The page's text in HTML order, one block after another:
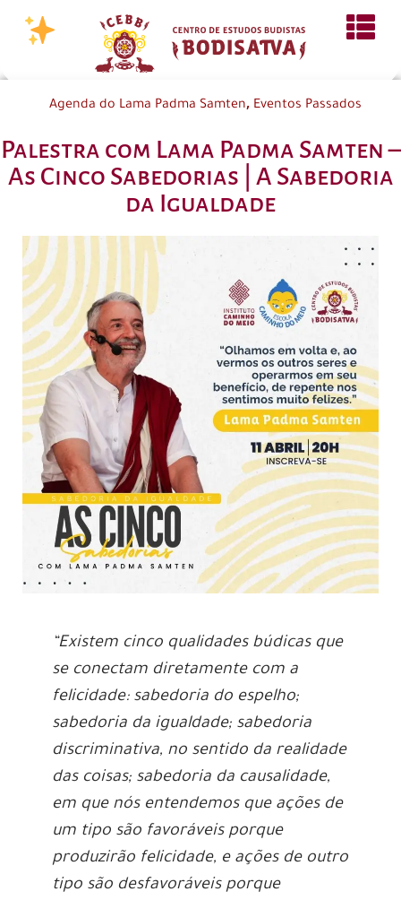
Agenda do Lama Padma Samten, Eventos Passados
Palestra com Lama Padma Samten –
As Cinco Sabedorias | A Sabedoria
da Igualdade
“Existem cinco qualidades búdicas que
se conectam diretamente com a
felicidade: sabedoria do espelho;
sabedoria da igualdade; sabedoria
discriminativa, no sentido da realidade
das coisas; sabedoria da causalidade,
em que nós entendemos que ações de
um tipo são favoráveis porque
produzirão felicidade, e ações de outro
tipo são desfavoráveis porque